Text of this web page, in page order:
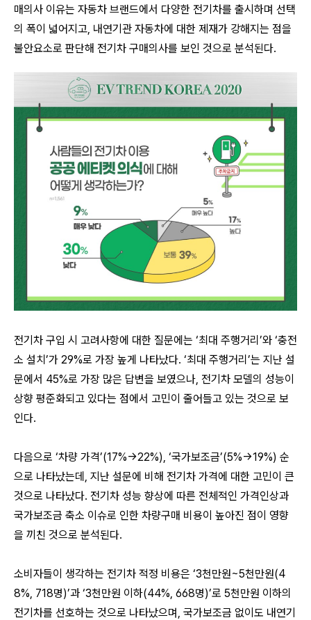
매의사 이유는 자동차 브랜드에서 다양한 전기차를 출시하며 선택
의 폭이 넓어지고, 내연기관 자동차에 대한 제재가 강해지는 점을
불안요소로 판단해 전기차 구매의사를 보인 것으로 분석된다.
전기차 구입 시 고려사항에 대한 질문에는 ‘최대 주행거리 ’와 ‘충전
소 설치’가 29%로 가장 높게 나타났다. ‘최대 주행거리 ’는 지난 설
문에서 45%로 가장 많은 답변을 보였으나, 전기차 모델의 성능이
상향 평준화되고 있다는 점에서 고민이 줄어들고 있는 것으로 보
인다.
다음으로 ‘차량 가격’(17%→22%), ‘국가보조금’(5%→19%) 순
으로 나타났는데, 지난 설문에 비해 전기차 가격에 대한 고민이 큰
것으로 나타났다. 전기차 성능 향상에 따른 전체적인 가격인상과
국가보조금 축소 이슈로 인한 차량구매 비용이 높아진 점이 영향
을 끼친 것으로 분석된다.
소비자들이 생각하는 전기차 적정 비용은 ‘3천만원~5천만원(4
8%, 718명)’과 ‘3천만원 이하(44%, 668명)’로 5천만원 이하의
전기차를 선호하는 것으로 나타났으며, 국가보조금 없이도 내연기